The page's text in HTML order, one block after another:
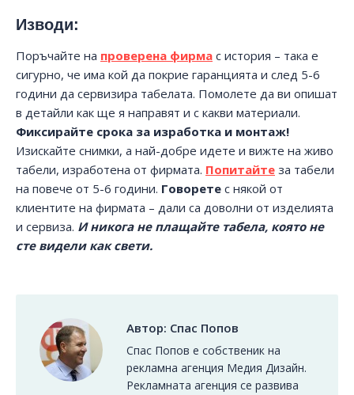
Изводи:
Поръчайте на проверена фирма с история – така е
сигурно, че има кой да покрие гаранцията и след 5-6
години да сервизира табелата. Помолете да ви опишат
в детайли как ще я направят и с какви материали.
Фиксирайте срока за изработка и монтаж!
Изискайте снимки, а най-добре идете и вижте на живо
табели, изработена от фирмата. Попитайте за табели
на повече от 5-6 години. Говорете с някой от
клиентите на фирмата – дали са доволни от изделията
и сервиза. И никога не плащайте табела, която не
сте видели как свети.
Автор: Спас Попов
Спас Попов е собственик на
рекламна агенция Медия Дизайн.
Рекламната агенция се развива